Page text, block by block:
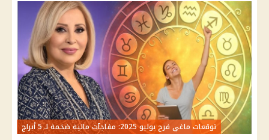
توقعات ماغي فرح يوليو 2025: مفاجآت مالية ضخمة لـ 5 أبراج